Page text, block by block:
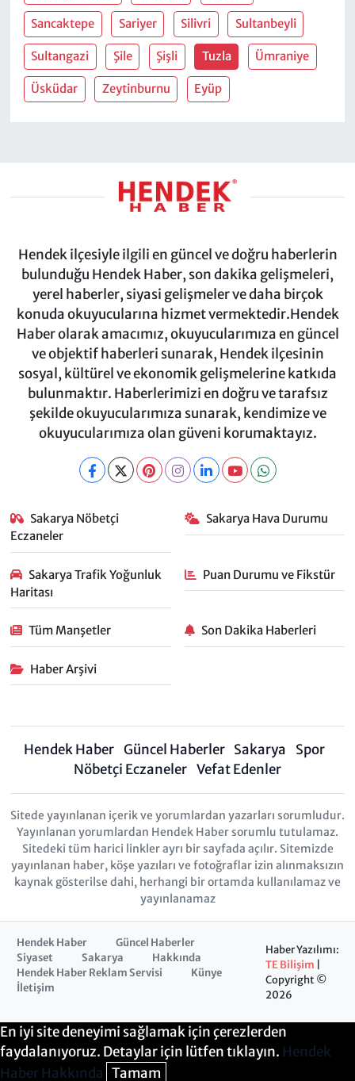
Sancaktepe Sariyer Silivri Sultanbeyli
Sultangazi Şile Şişli Tuzla Ümraniye
Üsküdar Zeytinburnu Eyüp
Hendek ilçesiyle ilgili en güncel ve doğru haberlerin
bulunduğu Hendek Haber, son dakika gelişmeleri,
yerel haberler, siyasi gelişmeler ve daha birçok
konuda okuyucularına hizmet vermektedir.Hendek
Haber olarak amacımız, okuyucularımıza en güncel
ve objektif haberleri sunarak, Hendek ilçesinin
sosyal, kültürel ve ekonomik gelişmelerine katkıda
bulunmaktır. Haberlerimizi en doğru ve tarafsız
şekilde okuyucularımıza sunarak, kendimize ve
okuyucularımıza olan güveni korumaktayız.
Sakarya Nöbetçi
Eczaneler
Sakarya Hava Durumu
Sakarya Trafik Yoğunluk
Haritası
Puan Durumu ve Fikstür
Tüm Manşetler Son Dakika Haberleri
Haber Arşivi
Hendek Haber Güncel Haberler Sakarya
Spor
Nöbetçi Eczaneler Vefat Edenler
Sitede yayınlanan içerik ve yorumlardan yazarları sorumludur.
Yayınlanan yorumlardan Hendek Haber sorumlu tutulamaz.
Sitedeki tüm harici linkler ayrı bir sayfada açılır. Sitemizde
yayınlanan haber, köşe yazıları ve fotoğraflar izin alınmaksızın
kaynak gösterilse dahi, herhangi bir ortamda kullanılamaz ve
yayınlanamaz
Hendek Haber
Güncel Haberler
Siyaset
Sakarya
Hakkında
Hendek Haber Reklam Servisi
Künye
İletişim
Haber Yazılımı:
TE Bilişim
Copyright ©
2026
En iyi site deneyimi sağlamak için çerezlerden
faydalanıyoruz. Detaylar için lütfen tıklayın. Hendek
Haber Hakkında Tamam